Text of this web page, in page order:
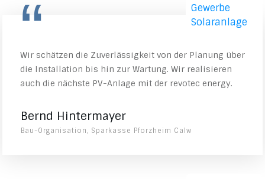
“
Wir schätzen die Zuverlässigkeit von der Planung über
die Installation bis hin zur Wartung. Wir realisieren
auch die nächste PV-Anlage mit der revotec energy.
Bernd Hintermayer
Bau-Organisation, Sparkasse Pforzheim Calw